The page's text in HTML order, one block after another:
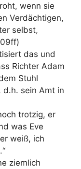
wenn sie
Verdächtigen,
selbst,
das und
Richter Adam
Stuhl
d.h. sein Amt in
trotzig, er
was Eve
weiß, ich
ziemlich